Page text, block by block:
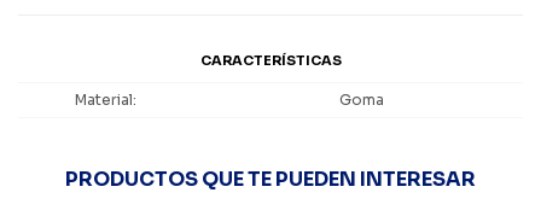
CARACTERÍSTICAS
Material Goma
PRODUCTOS QUE TE PUEDEN INTERESAR